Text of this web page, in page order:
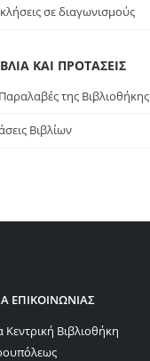
σε διαγωνισμούς
ΚΑΙ ΠΡΟΤΑΣΕΙΣ
της Βιβλιοθήκης
Βιβλίων
ΕΠΙΚΟΙΝΩΝΙΑΣ
Κεντρική Βιβλιοθήκη